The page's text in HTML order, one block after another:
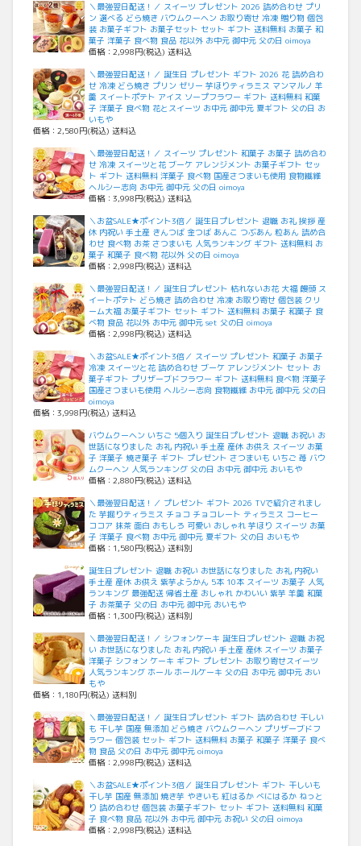
＼最強翌日配送！／ スイーツ プレゼント 2026 詰め合わせ プリ
ン 選べる どら焼き バウムクーヘン お取り寄せ 冷凍 贈り物 個包
装 お菓子ギフト お菓子セット セット ギフト 送料無料 お菓子 和
菓子 洋菓子 食べ物 食品 花以外 お中元 御中元 父の日 oimoya
価格：2,998円(税込) 送料込
＼最強翌日配送！／ 誕生日 プレゼント ギフト 2026 花 詰め合わ
せ 冷凍 どら焼き プリン ゼリー 芋ほりティラミス マンマルノ 羊
羹 スイートポテト アイス ソープフラワー ギフト 送料無料 和菓
子 洋菓子 食べ物 花とスイーツ お中元 御中元 夏ギフト 父の日 お
いもや
価格：2,580円(税込) 送料込
＼最強翌日配送！／ スイーツ プレゼント 和菓子 お菓子 詰め合わ
せ 冷凍 スイーツと花 ブーケ アレンジメント お菓子ギフト セッ
ト ギフト 送料無料 洋菓子 食べ物 国産さつまいも使用 食物繊維
ヘルシー志向 お中元 御中元 父の日 oimoya
価格：3,998円(税込) 送料込
＼お盆SALE★ポイント3倍／ 誕生日プレゼント 退職 お礼 挨拶 産
休 内祝い 手土産 きんつば 金つば あんこ つぶあん 粒あん 詰め合
わせ 食べ物 お茶 さつまいも 人気ランキング ギフト 送料無料 お
菓子 和菓子 食べ物 花以外 父の日 oimoya
価格：2,998円(税込) 送料込
＼最強翌日配送！／ 誕生日プレゼント 枯れないお花 大福 饅頭 ス
イートポテト どら焼き 詰め合わせ 冷凍 お取り寄せ 個包装 クリ
ーム大福 お菓子ギフト セット ギフト 送料無料 お菓子 和菓子 食
べ物 食品 花以外 お中元 御中元 set 父の日 oimoya
価格：2,998円(税込) 送料込
＼お盆SALE★ポイント3倍／ スイーツ プレゼント 和菓子 お菓子
冷凍 スイーツと花 詰め合わせ ブーケ アレンジメント セット お
菓子ギフト プリザーブドフラワー ギフト 送料無料 食べ物 洋菓子
国産さつまいも使用 ヘルシー志向 食物繊維 お中元 御中元 父の日
oimoya
価格：3,998円(税込) 送料込
バウムクーヘン いちご 5個入り 誕生日プレゼント 退職 お祝い お
世話になりました お礼 内祝い 手土産 産休 お供え スイーツ お菓
子 洋菓子 焼き菓子 ギフト プレゼント さつまいも いちご 苺 バウ
ムクーヘン 人気ランキング 父の日 お中元 御中元 おいもや
価格：2,880円(税込) 送料込
＼最強翌日配送！／ プレゼント ギフト 2026 TVで紹介されまし
た 芋掘りティラミス チョコ チョコレート ティラミス コーヒー
ココア 抹茶 面白 おもしろ 可愛い おしゃれ 芋ほり スイーツ お菓
子 洋菓子 食べ物 お中元 御中元 夏ギフト 父の日 おいもや
価格：1,580円(税込) 送料別
誕生日プレゼント 退職 お祝い お世話になりました お礼 内祝い
手土産 産休 お供え 紫芋ようかん 5本 10本 スイーツ お菓子 人気
ランキング 最強配送 帰省土産 おしゃれ かわいい 紫芋 羊羹 和菓
子 お茶菓子 父の日 お中元 御中元 おいもや
価格：1,300円(税込) 送料別
＼最強翌日配送！／ シフォンケーキ 誕生日プレゼント 退職 お祝
い お世話になりました お礼 内祝い 手土産 産休 スイーツ お菓子
洋菓子 シフォン ケーキ ギフト プレゼント お取り寄せスイーツ
人気ランキング ホール ホールケーキ 父の日 お中元 御中元 おい
もや
価格：1,180円(税込) 送料別
＼最強翌日配送！／ 誕生日プレゼント ギフト 詰め合わせ 干しい
も 干し芋 国産 無添加 どら焼き バウムクーヘン プリザーブドフ
ラワー 個包装 セット ギフト 送料無料 お菓子 和菓子 洋菓子 食べ
物 食品 父の日 お中元 御中元 oimoya
価格：2,998円(税込) 送料込
＼お盆SALE★ポイント3倍／ 誕生日プレゼント ギフト 干しいも
干し芋 国産 無添加 焼き芋 やきいも 紅はるか べにはるか ねっと
り 詰め合わせ 個包装 お菓子ギフト セット ギフト 送料無料 和菓
子 食べ物 食品 花以外 お中元 御中元 お祝い 父の日 oimoya
価格：2,998円(税込) 送料込